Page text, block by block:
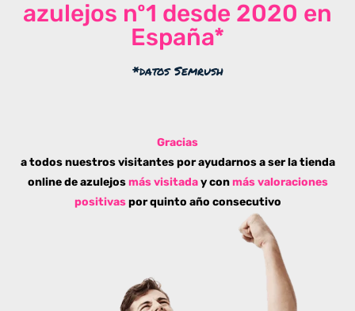
azulejos nº1 desde 2020 en
España*
*datos Semrush
Gracias
a todos nuestros visitantes por ayudarnos a ser la tienda
online de azulejos más visitaday conmás valoraciones
positivaspor quinto año consecutivo